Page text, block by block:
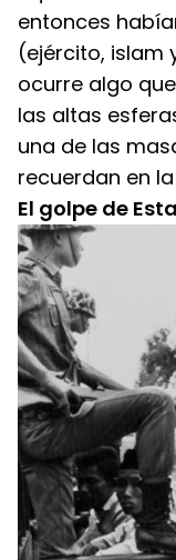
entonces
(ejército, islam
ocurre algo
las altas
una de las
recuerdan en
El golpe de